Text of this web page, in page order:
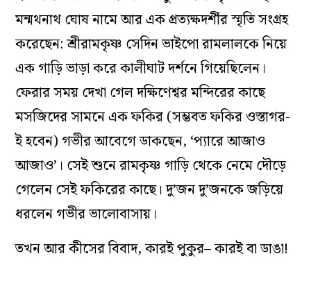
মন্মথনাথ ঘোষ নামে আর এক প্রত্যক্ষদর্শীর স্মৃতি সংগ্রহ
করেছেন: শ্রীরামকৃষ্ণ সেদিন ভাইপো রামলালকে নিয়ে
এক গাড়ি ভাড়া করে কালীঘাট দর্শনে গিয়েছিলেন।
ফেরার সময় দেখা গেল দক্ষিণেশ্বর মন্দিরের কাছে
মসজিদের সামনে এক ফকির (সম্ভবত ফকির ওস্তাগর-
ই হবেন) গভীর আবেগে ডাকছেন, ‘প্যারে আজাও
আজাও’। সেই শুনে রামকৃষ্ণ গাড়ি থেকে নেমে দৌড়ে
গেলেন সেই ফকিরের কাছে। দু’জন দু’জনকে জড়িয়ে
ধরলেন গভীর ভালোবাসায়।
তখন আর কীসের বিবাদ, কারই পুকুর– কারই বা ডাঙা!